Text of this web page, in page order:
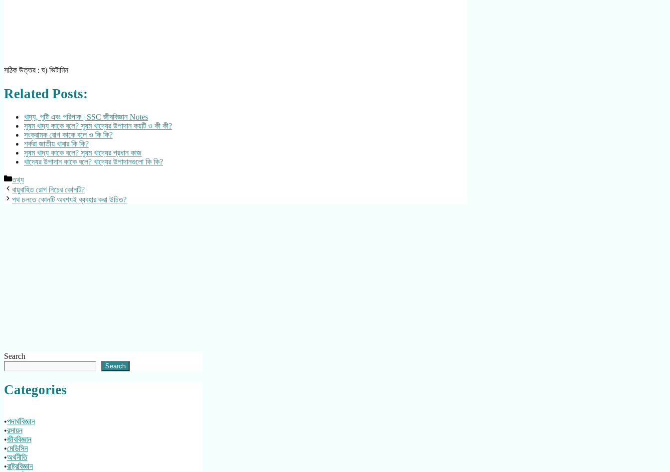
সঠিক উত্তর : ঘ) ভিটামিন
Related Posts:
খাদ্য, পুষ্টি এবং পরিপাক | SSC জীববিজ্ঞান Notes
সুষম খাদ্য কাকে বলে? সুষম খাদ্যের উপাদান কয়টি ও কী কী?
সংক্রামক রোগ কাকে বলে ও কি কি?
শর্করা জাতীয় খাবার কি কি?
সুষম খাদ্য কাকে বলে? সুষম খাদ্যের প্রধান কাজ
খাদ্যের উপাদান কাকে বলে? খাদ্যের উপাদানগুলো কি কি?
Categories
তথ্য
বায়ুবাহিত রোগ নিচের কোনটি?
পথ চলতে কোনটি অবশ্যই ব্যবহার করা উচিত?
Search
Search
Categories
•পদার্থবিজ্ঞান
•রসায়ন
•জীববিজ্ঞান
•মেডিসিন
•অর্থনীতি
•রাষ্ট্রবিজ্ঞান